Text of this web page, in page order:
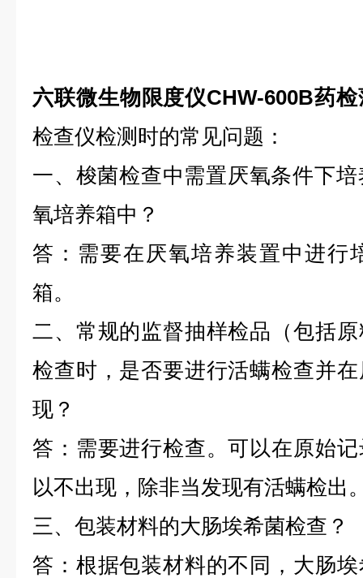
六联微生物限度仪CHW-600B药
检查仪检测时的常见问题：
一、梭菌检查中需置厌氧条件下
氧培养箱中？
答：需要在厌氧培养装置中进行
箱。
二、常规的监督抽样检品（包括
检查时，是否要进行活螨检查并
现？
答：需要进行检查。可以在原始
以不出现，除非当发现有活螨检出
三、包装材料的大肠埃希菌检查？
答：根据包装材料的不同，大肠